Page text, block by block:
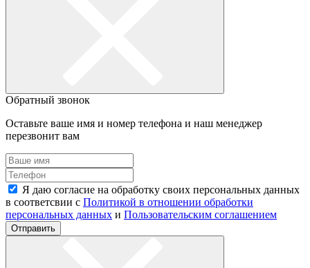
Обратный звонок
Оставьте ваше имя и номер телефона и наш менеджер
перезвонит вам
Я даю согласие на обработку своих персональных данных
в соответсвии с Политикой в отношении обработки
персональных данных и Пользовательским соглашением
Отправить